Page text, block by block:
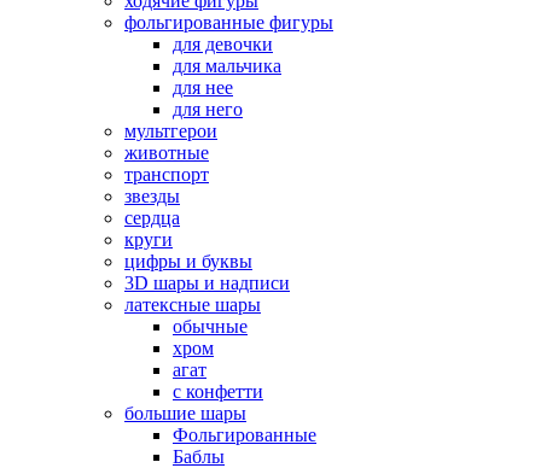
фольгированные фигуры
для девочки
для мальчика
для нее
для него
мультгерои
животные
транспорт
звезды
сердца
круги
цифры и буквы
3D шары и надписи
латексные шары
обычные
хром
агат
с конфетти
большие шары
Фольгированные
Баблы